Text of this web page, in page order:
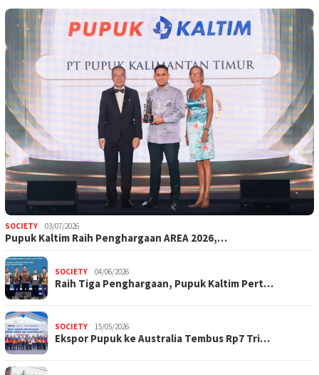
SOCIETY 03/07/2026
Pupuk Kaltim Raih Penghargaan AREA 2026,…
SOCIETY 04/06/2026
Raih Tiga Penghargaan, Pupuk Kaltim Pert…
SOCIETY 15/05/2026
Ekspor Pupuk ke Australia Tembus Rp7 Tri…